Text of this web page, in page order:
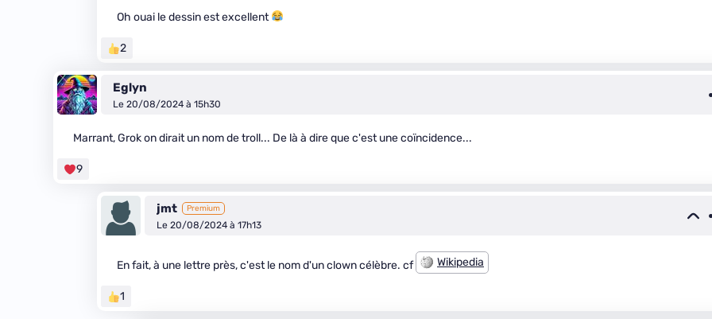
Oh ouai le dessin est excellent
2
Eglyn
Le 20/08/2024 à 15h30
Marrant, Grok on dirait un nom de troll... De là à dire que c'est une coïncidence...
9
jmt Premium
Le 20/08/2024 à 17h13
En fait, à une lettre près, c'est le nom d'un clown célèbre. cf Wikipedia
1